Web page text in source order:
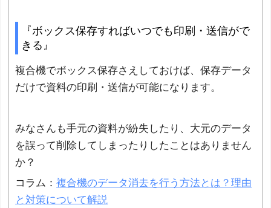
『ボックス保存すればいつでも印刷・送信がで
きる』
複合機でボックス保存さえしておけば、保存データ
だけで資料の印刷・送信が可能になります。
みなさんも手元の資料が紛失したり、大元のデータ
を誤って削除してしまったりしたことはありません
か？
コラム： 複合機のデータ消去を行う方法とは？理由
と対策について解説